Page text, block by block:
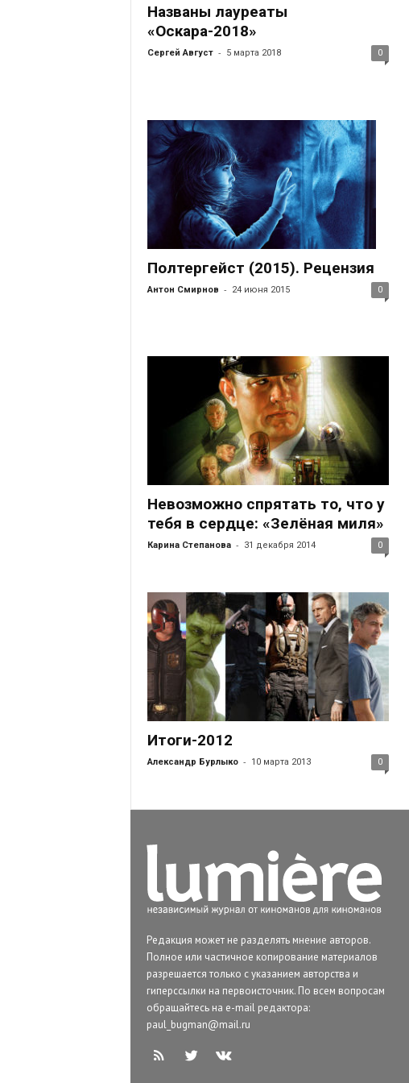
Названы лауреаты
«Оскара-2018»
Сергей Август - 5 марта 2018 0
Полтергейст (2015). Рецензия
Антон Смирнов - 24 июня 2015 0
Невозможно спрятать то, что у
тебя в сердце: «Зелёная миля»
Карина Степанова - 31 декабря 2014 0
Итоги-2012
Александр Бурлыко - 10 марта 2013 0
Редакция может не разделять мнение авторов.
Полное или частичное копирование материалов
разрешается только с указанием авторства и
гиперссылки на первоисточник. По всем вопросам
обращайтесь на e-mail редактора:
paul_bugman@mail.ru